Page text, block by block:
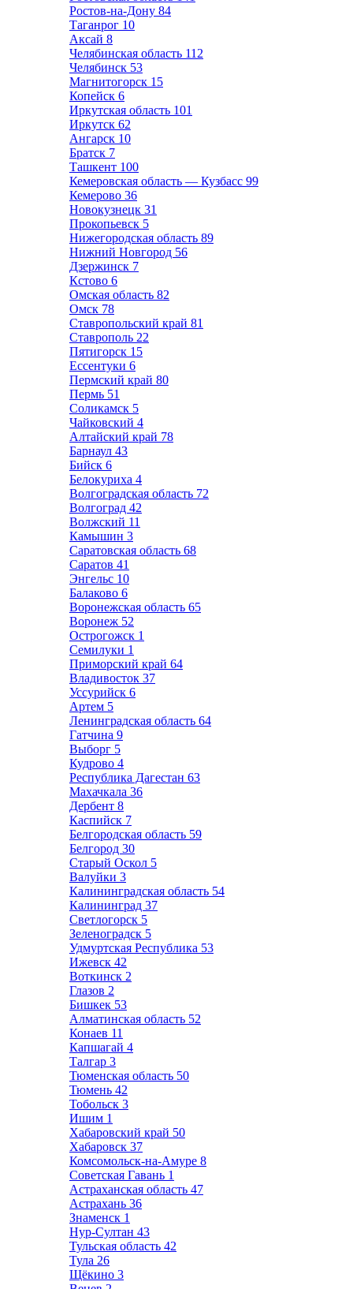
Ростов-на-Дону 84
Таганрог 10
Аксай 8
Челябинская область 112
Челябинск 53
Магнитогорск 15
Копейск 6
Иркутская область 101
Иркутск 62
Ангарск 10
Братск 7
Ташкент 100
Кемеровская область — Кузбасс 99
Кемерово 36
Новокузнецк 31
Прокопьевск 5
Нижегородская область 89
Нижний Новгород 56
Дзержинск 7
Кстово 6
Омская область 82
Омск 78
Ставропольский край 81
Ставрополь 22
Пятигорск 15
Ессентуки 6
Пермский край 80
Пермь 51
Соликамск 5
Чайковский 4
Алтайский край 78
Барнаул 43
Бийск 6
Белокуриха 4
Волгоградская область 72
Волгоград 42
Волжский 11
Камышин 3
Саратовская область 68
Саратов 41
Энгельс 10
Балаково 6
Воронежская область 65
Воронеж 52
Острогожск 1
Семилуки 1
Приморский край 64
Владивосток 37
Уссурийск 6
Артем 5
Ленинградская область 64
Гатчина 9
Выборг 5
Кудрово 4
Республика Дагестан 63
Махачкала 36
Дербент 8
Каспийск 7
Белгородская область 59
Белгород 30
Старый Оскол 5
Валуйки 3
Калининградская область 54
Калининград 37
Светлогорск 5
Зеленоградск 5
Удмуртская Республика 53
Ижевск 42
Воткинск 2
Глазов 2
Бишкек 53
Алматинская область 52
Конаев 11
Капшагай 4
Талгар 3
Тюменская область 50
Тюмень 42
Тобольск 3
Ишим 1
Хабаровский край 50
Хабаровск 37
Комсомольск-на-Амуре 8
Советская Гавань 1
Астраханская область 47
Астрахань 36
Знаменск 1
Нур-Султан 43
Тульская область 42
Тула 26
Щёкино 3